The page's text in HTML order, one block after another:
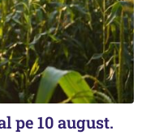
pe 10 august.